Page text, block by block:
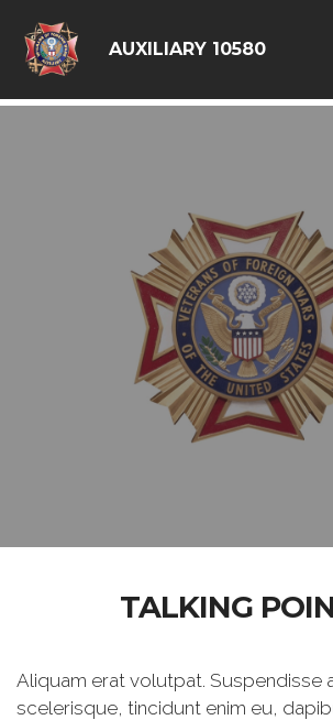
AUXILIARY 10580
TALKING
Aliquam erat volutpat. Suspendisse
scelerisque, tincidunt enim eu,